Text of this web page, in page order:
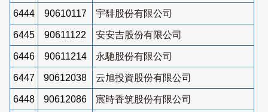
6444 90610117 宇馡股份有限公司
6445 90611122 安安吉股份有限公司
6446 90611214 永馳股份有限公司
6447 90612038 云旭投資股份有限公司
6448 90612086 宸時香筑股份有限公司